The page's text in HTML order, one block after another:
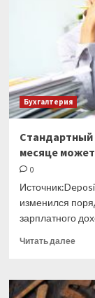
не
Бухгалтерия
месяце
0
изменился
зарплатного
Читать далее